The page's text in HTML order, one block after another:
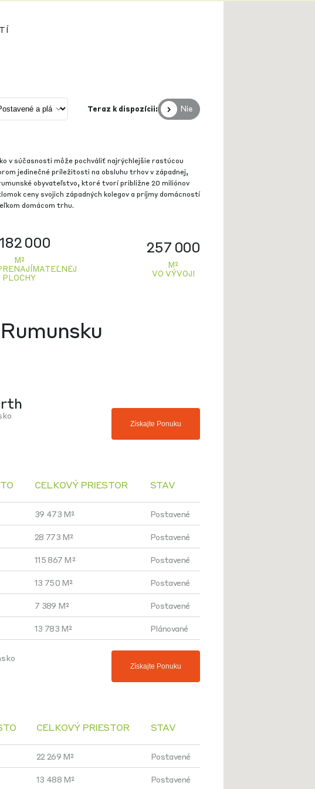
Teraz k dispozícii: Nie
v súčasnosti môže pochváliť najrýchlejšie rastúcou
jedinečné príležitosti na obsluhu trhov v západnej,
obyvateľstvo, ktoré tvorí približne 20 miliónov
ceny svojich západných kolegov a príjmy domácností
domácom trhu.
000
M²
PLOCHY
257 000
M²
VO VÝVOJI
Získajte Ponuku
CELKOVÝ PRIESTOR STAV
39 473 M² Postavené
28 773 M² Postavené
115 867 M² Postavené
13 750 M² Postavené
7 389 M² Postavené
13 783 M² Plánované
Získajte Ponuku
CELKOVÝ PRIESTOR STAV
22 269 M² Postavené
13 488 M² Postavené